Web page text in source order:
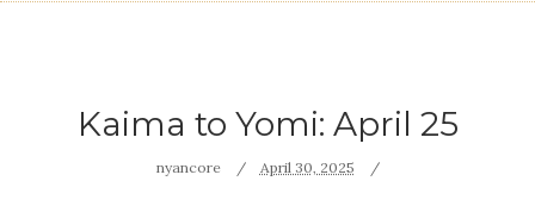
Kaima to Yomi: April 25
nyancore April 30, 2025